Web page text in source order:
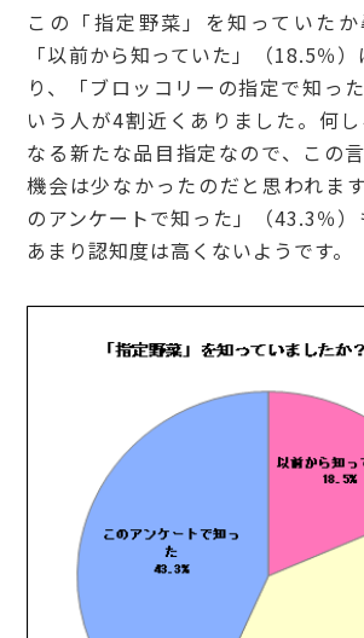
この「指定野菜」を知っていたか
「以前から知っていた」（18.5％
り、「ブロッコリーの指定で知っ
いう人が4割近くありました。何
なる新たな品目指定なので、この
機会は少なかったのだと思われま
のアンケートで知った」（43.3％
あまり認知度は高くないようです。